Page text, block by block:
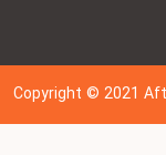
Copyright © 202 1